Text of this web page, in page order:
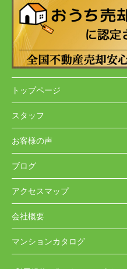
トップページ
スタッフ
お客様の声
ブログ
アクセスマップ
会社概要
マンションカタログ